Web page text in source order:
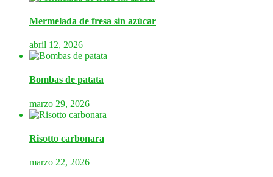
Mermelada de fresa sin azúcar
abril 12, 2026
Bombas de patata
marzo 29, 2026
Risotto carbonara
marzo 22, 2026